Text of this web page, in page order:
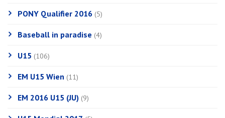
PONY Qualifier 2016 (5)
Baseball in paradise (4)
U15 (106)
EM U15 Wien (11)
EM 2016 U15 (JU) (9)